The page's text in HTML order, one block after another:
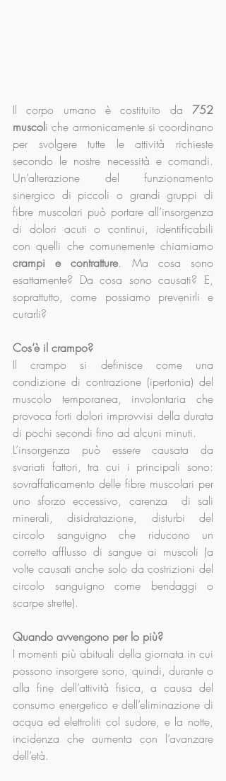
Il corpo umano è costituito da 752
muscoli che armonicamente si coordinano
per svolgere tutte le attività richieste
secondo le nostre necessità e comandi.
Un’alterazione del funzionamento
sinergico di piccoli o grandi gruppi di
fibre muscolari può portare all’insorgenza
di dolori acuti o continui, identificabili
crampi e contratture. Ma cosa sono
esattamente? Da cosa sono causati? E,
soprattutto, come possiamo prevenirli e
curarli?
Cos’è il crampo?
Il crampo si definisce come una
condizione di contrazione (ipertonia) del
muscolo temporanea, involontaria che
provoca forti dolori improvvisi della durata
di pochi secondi fino ad alcuni minuti.
L’insorgenza può essere causata da
svariati fattori, tra cui i principali sono:
sovraffaticamento delle fibre muscolari per
uno sforzo eccessivo, carenza  di sali
minerali, disidratazione, disturbi del
circolo sanguigno che riducono un
corretto afflusso di sangue ai muscoli (a
volte causati anche solo da costrizioni del
circolo sanguigno come bendaggi o
scarpe strette).
Quando avvengono per lo più?
I momenti più abituali della giornata in cui
possono insorgere sono, quindi, durante o
alla fine dell’attività fisica, a causa del
consumo energetico e dell’eliminazione di
acqua ed elettroliti col sudore, e la notte,
incidenza che aumenta con l’avanzare
dell’età.